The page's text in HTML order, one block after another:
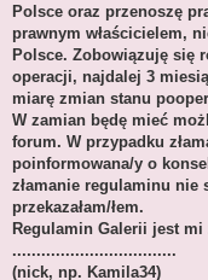
Polsce oraz przenoszę
prawnym właścicielem,
Polsce. Zobowiązuję się
operacji, najdalej 3
miarę zmian stanu
W zamian będę mieć
forum. W przypadku
poinformowana/y o
złamanie regulaminu
przekazałam/łem.
Regulamin Galerii jest mi
..................................
(nick, np. Kamila34)